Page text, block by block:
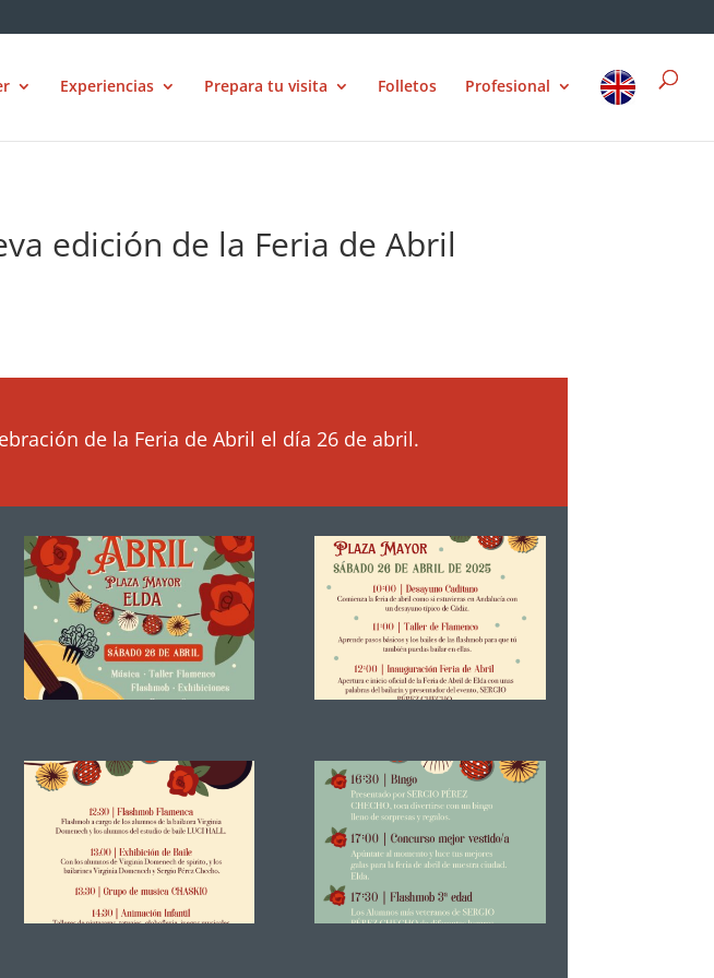
Experiencias Prepara tu visita Folletos Profesional
edición de la Feria de Abril
de la Feria de Abril el día 26 de abril.